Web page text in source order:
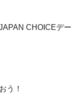
CHOICEデ
う！